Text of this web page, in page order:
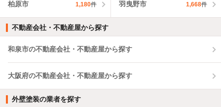
柏原市 1,180件 羽曳野市 1,668件
不動産会社・不動産屋から探す
和泉市の不動産会社・不動産屋から探す
大阪府の不動産会社・不動産屋から探す
外壁塗装の業者を探す